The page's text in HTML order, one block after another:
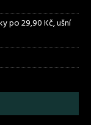
po 29,90 Kč, ušní